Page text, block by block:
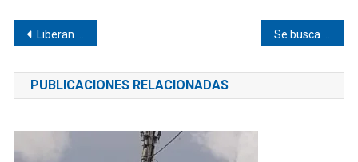
Navegación
de
entradas
Liberan a policía detenido en Pinotepa
PUBLICACIONES RELACIONADAS